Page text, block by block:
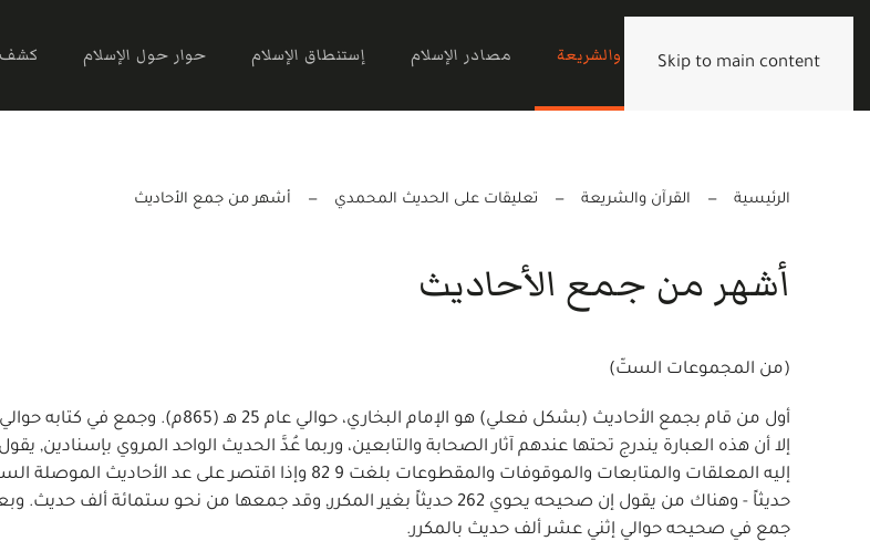
Skip to main content
الرئيسية القرآن والشريعة مصادر الإسلام إستنطاق الإسلام حوار حول الإسلام كشف
الرئيسية القرآن والشريعة تعليقات على الحديث المحمدي أشهر من جمع الأحاديث
أشهر من جمع الأحاديث
(من المجموعات الستّ)
إلا أن هذه العبارة يندرج تحتها عندهم آثار الصحابة والتابعين، وربما عُدَّ الحديث الواحد المروي بإسنادين,
حديثاً - وهناك من يقول إن صحيحه يحوي 262 حديثاً بغير المكرر, وقد جمعها من نحو ستمائة
جمع في صحيحه حوالي إثني عشر ألف حديث بالمكرر.